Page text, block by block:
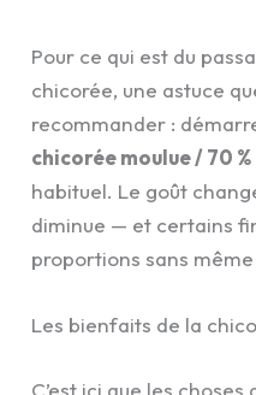
Pour ce qui est du
chicorée, une astuce
recommander :
chicorée moulue / 70
habituel. Le goût
diminue — et certains
proportions sans
Les bienfaits de la
C’est ici que les